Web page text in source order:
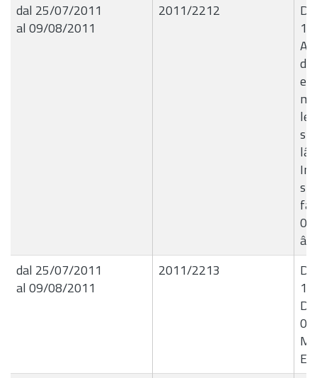
dal 25/07/2011
al 09/08/2011
2011/2212
di
e
dal 25/07/2011
al 09/08/2011
2011/2213